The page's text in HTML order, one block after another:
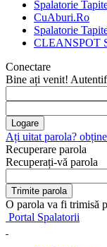
Spalatorie
CuAburi.Ro
Spalatorie
CLEANSPOT
Conectare
Bine ați venit!
Ați uitat parola?
Recuperare parola
Recuperați-vă parola
O parola va fi trimisă
Portal Spalatorii